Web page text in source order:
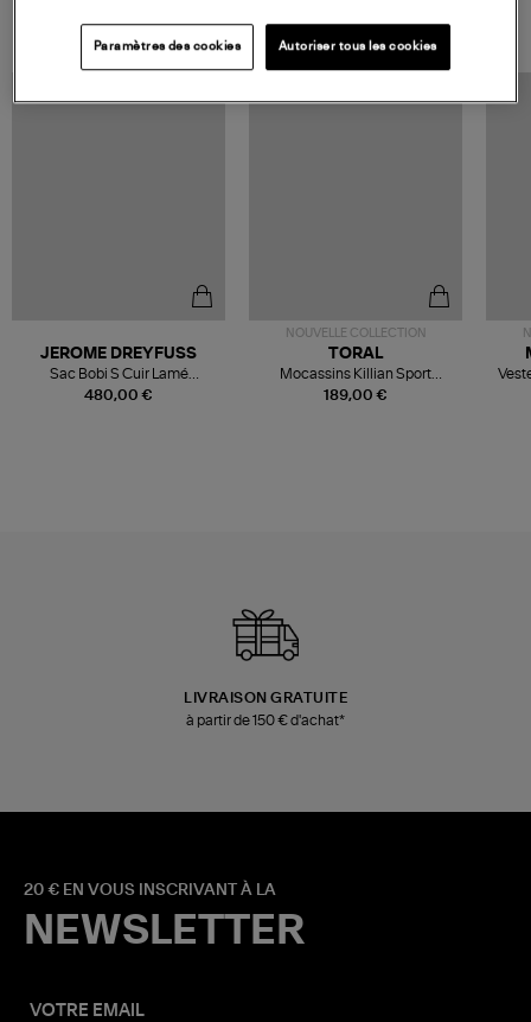
480,00 €
JEROME DREYFUSS
Sac Bobi S Cuir Lamé
Champagne
NOUVELLE COLLECTION
189,00 €
TORAL
Mocassins Killian Sport
Mousse
LIVRAISON GRATUITE
à partir de 150 € d'achat*
20 € EN VOUS INSCRIVANT À LA
NEWSLETTER
Paramètres des cookies Autoriser tous les cookies